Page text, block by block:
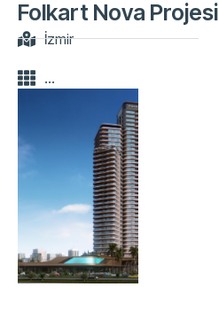
Folkart Nova Projesi
İzmir
...